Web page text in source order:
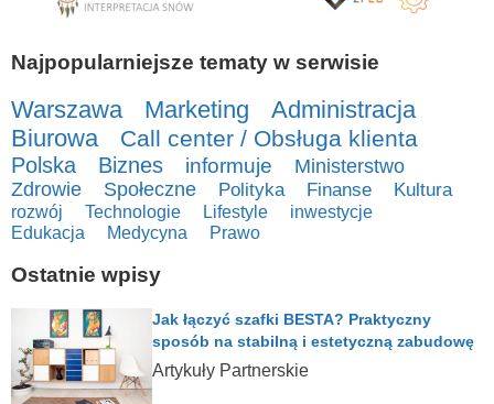
Najpopularniejsze tematy w serwisie
Warszawa Marketing
Administracja
Biurowa
Call center / Obsługa klienta
Polska Biznes informuje Ministerstwo
Zdrowie Społeczne Polityka Finanse Kultura
rozwój Technologie Lifestyle
inwestycje
Edukacja
Medycyna Prawo
Ostatnie wpisy
Artykuły Partnerskie
Jak łączyć szafki BESTA? Praktyczny
sposób na stabilną i estetyczną zabudowę